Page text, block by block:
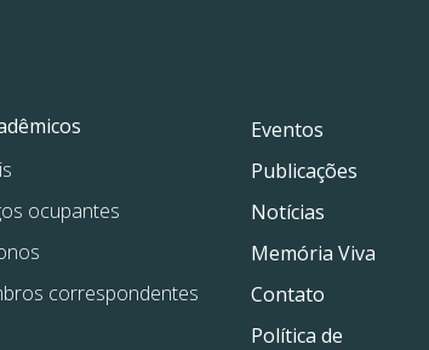
ocupantes
correspondentes
Eventos
Publicações
Notícias
Memória Viva
Contato
Política de